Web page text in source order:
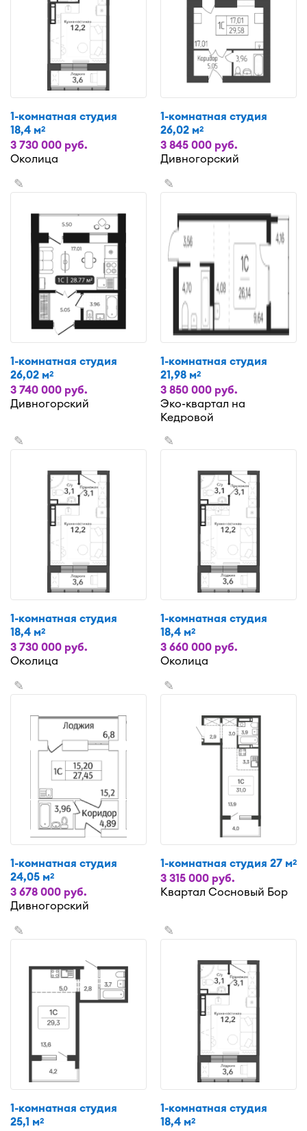
1-комнатная студия
18,4 м2
3 730 000 руб.
Околица
1-комнатная студия
26,02 м2
3 845 000 руб.
Дивногорский
✎
1-комнатная студия
26,02 м2
3 740 000 руб.
Дивногорский
✎
1-комнатная студия
21,98 м2
3 850 000 руб.
Эко-квартал на
Кедровой
✎
1-комнатная студия
18,4 м2
3 730 000 руб.
Околица
✎
1-комнатная студия
18,4 м2
3 660 000 руб.
Околица
✎
1-комнатная студия
24,05 м2
3 678 000 руб.
Дивногорский
✎
1-комнатная студия 27 м2
3 315 000 руб.
Квартал Сосновый Бор
✎
1-комнатная студия
25,1 м2
✎
1-комнатная студия
18,4 м2